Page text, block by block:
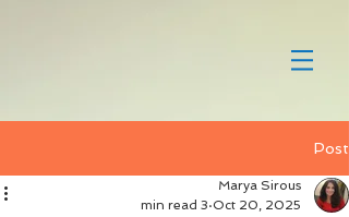
Post
Marya Sirous
Oct 20, 2025
3 min read